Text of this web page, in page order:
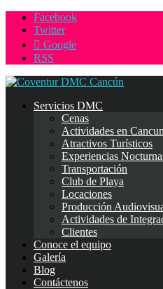
Facebook
Twitter
Google
RSS
Servicios DMC
Cenas
Actividades en Cancun
Atractivos Turísticos
Experiencias
Transportación
Club de Playa
Locaciones
Producción
Actividades de
Clientes
Conoce el equipo
Galería
Blog
Contáctenos